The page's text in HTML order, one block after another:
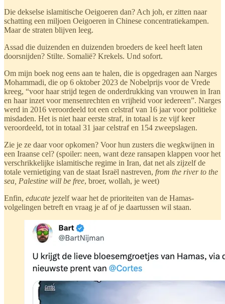
Die dekselse islamitische Oeigoeren dan? Ach joh, er zitten naar
schatting een miljoen Oeigoeren in Chinese concentratiekampen.
Maar de straten blijven leeg.
Assad die duizenden en duizenden broeders de keel heeft laten
doorsnijden? Stilte. Somalië? Krekels. Und sofort.
Om mijn boek nog eens aan te halen, die is opgedragen aan Narges
Mohammadi, die op 6 oktober 2023 de Nobelprijs voor de Vrede
kreeg, “voor haar strijd tegen de onderdrukking van vrouwen in Iran
en haar inzet voor mensenrechten en vrijheid voor iedereen”. Narges
werd in 2016 veroordeeld tot een celstraf van 16 jaar voor politieke
misdaden. Het is niet haar eerste straf, in totaal is ze vijf keer
veroordeeld, tot in totaal 31 jaar celstraf en 154 zweepslagen.
Zie je ze daar voor opkomen? Voor hun zusters die wegkwijnen in
een Iraanse cel? (spoiler: neen, want deze ransapen klappen voor het
verschrikkelijke islamitische regime in Iran, dat net als zijzelf de
totale vernietiging van de staat Israël nastreven, from the river to the
sea, Palestine will be free, broer, wollah, je weet)
Enfin, educate jezelf waar het de prioriteiten van de Hamas-
volgelingen betreft en vraag je af of je daartussen wil staan.